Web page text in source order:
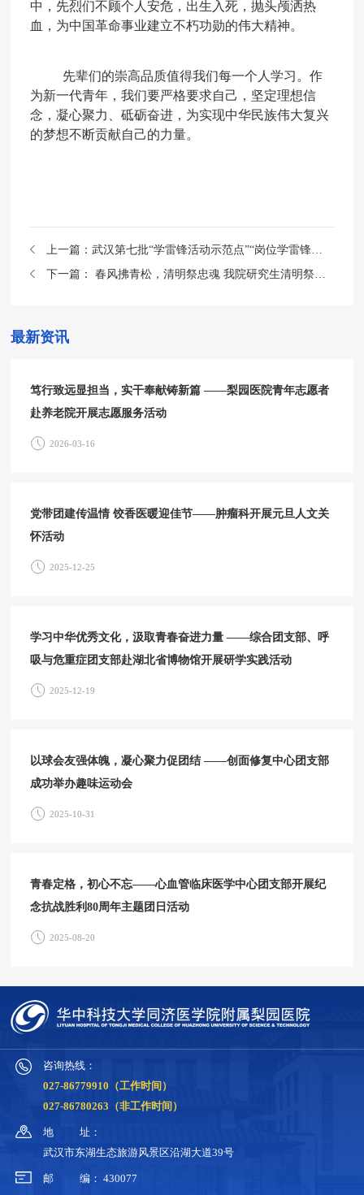
中，先烈们不顾个人安危，出生入死，抛头颅洒热
血，为中国革命事业建立不朽功勋的伟大精神。
先辈们的崇高品质值得我们每一个人学习。作
为新一代青年，我们要严格要求自己，坚定理想信
念，凝心聚力、砥砺奋进，为实现中华民族伟大复兴
的梦想不断贡献自己的力量。
上一篇：
下一篇：
最新资讯
笃行致远显担当，实干奉献铸新篇 ——梨园医院青年志愿者
赴养老院开展志愿服务活动
2026-03-16
党带团建传温情 饺香医暖迎佳节——肿瘤科开展元旦人文关
怀活动
2025-12-25
学习中华优秀文化，汲取青春奋进力量 ——综合团支部、呼
吸与危重症团支部赴湖北省博物馆开展研学实践活动
2025-12-19
以球会友强体魄，凝心聚力促团结 ——创面修复中心团支部
成功举办趣味运动会
2025-10-31
青春定格，初心不忘——心血管临床医学中心团支部开展纪
念抗战胜利80周年主题团日活动
2025-08-20
咨询热线：
027-86779910（工作时间）
027-86780263（非工作时间）
地
址：
武汉市东湖生态旅游风景区沿湖大道39号
邮 编： 430077